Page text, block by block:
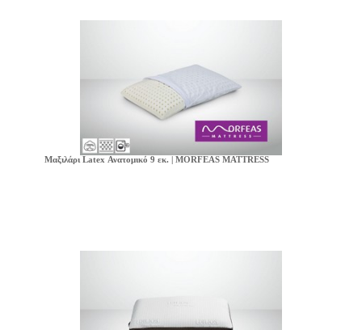
Μαξιλάρι Latex Ανατομικό 9 εκ. | MORFEAS MATTRESS